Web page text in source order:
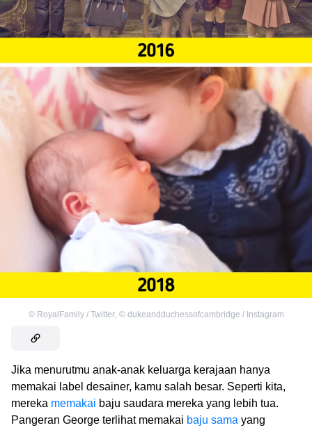
© RoyalFamily / Twitter, © dukeandduchessofcambridge / Instagram
Jika menurutmu anak-anak keluarga kerajaan hanya
memakai label desainer, kamu salah besar. Seperti kita,
mereka memakai baju saudara mereka yang lebih tua.
Pangeran George terlihat memakai baju sama yang